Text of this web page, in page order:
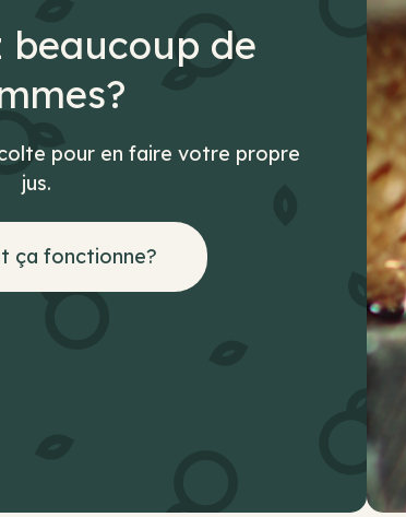
beaucoup de
pour en faire votre propre
jus.
ça fonctionne?